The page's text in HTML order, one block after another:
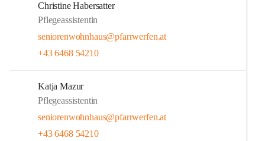
Christine Habersatter
Pflegeassistentin
seniorenwohnhaus@pfarrwerfen.at
+43 6468 54210
Katja Mazur
Pflegeassistentin
seniorenwohnhaus@pfarrwerfen.at
+43 6468 54210